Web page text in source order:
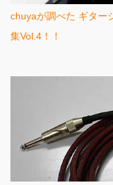
chuyaが調べた ギター
集Vol.4！！